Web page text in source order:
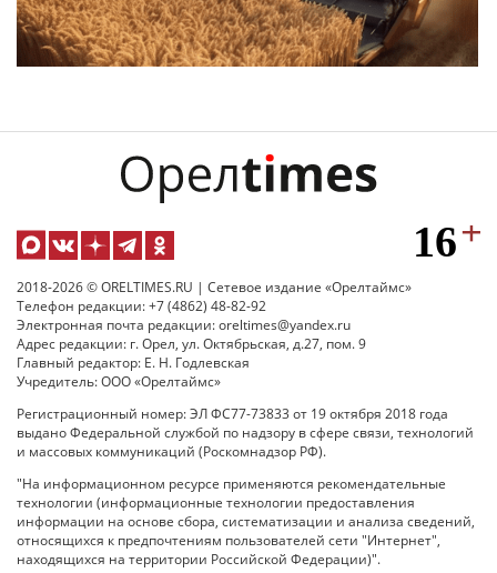
2018-2026 © ORELTIMES.RU | Сетевое издание «Орелтаймс»
Телефон редакции: +7 (4862) 48-82-92
Электронная почта редакции: oreltimes@yandex.ru
Адрес редакции: г. Орел, ул. Октябрьская, д.27, пом. 9
Главный редактор: Е. Н. Годлевская
Учредитель: ООО «Орелтаймс»
Регистрационный номер: ЭЛ ФС77-73833 от 19 октября 2018 года
выдано Федеральной службой по надзору в сфере связи, технологий
и массовых коммуникаций (Роскомнадзор РФ).
"На информационном ресурсе применяются рекомендательные
технологии (информационные технологии предоставления
информации на основе сбора, систематизации и анализа сведений,
относящихся к предпочтениям пользователей сети "Интернет",
находящихся на территории Российской Федерации)".